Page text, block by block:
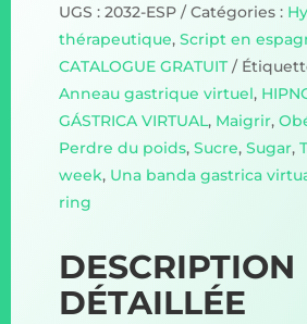
UGS : 2032-ESP Catégories :
thérapeutique, Script en
CATALOGUE GRATUIT
Anneau gastrique virtuel,
GÁSTRICA VIRTUAL, Maigrir,
Perdre du poids, Sucre, Sugar,
week, Una banda gastrica
ring
DESCRIPTION
DÉTAILLÉE